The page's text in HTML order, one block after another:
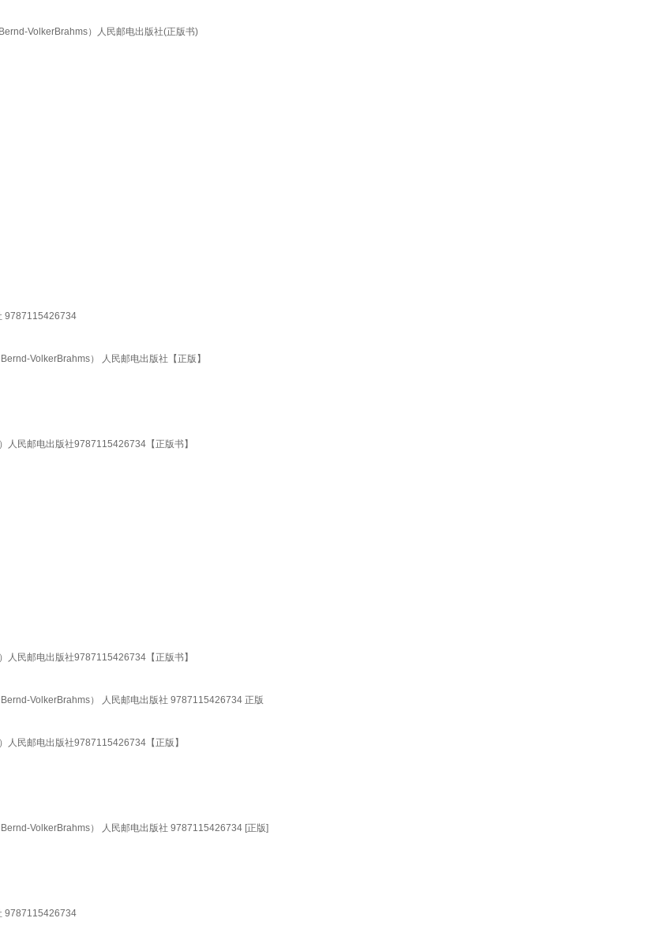
VolkerBrahms）人民邮电出版社(正版书)
9787115426734
VolkerBrahms） 人民邮电出版社【正版】
人民邮电出版社9787115426734【正版书】
人民邮电出版社9787115426734【正版书】
VolkerBrahms） 人民邮电出版社 9787115426734 正版
人民邮电出版社9787115426734【正版】
VolkerBrahms） 人民邮电出版社 9787115426734 [正版]
9787115426734